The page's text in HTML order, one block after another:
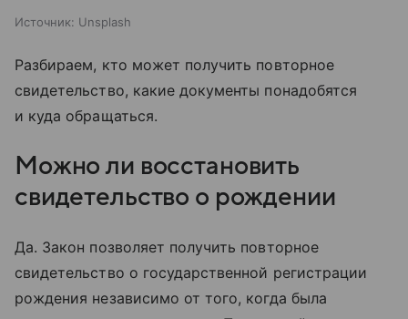
Источник: Unsplash
Разбираем, кто может получить повторное
свидетельство, какие документы понадобятся
и куда обращаться.
Можно ли восстановить
свидетельство о рождении
Да. Закон позволяет получить повторное
свидетельство о государственной регистрации
рождения независимо от того, когда была